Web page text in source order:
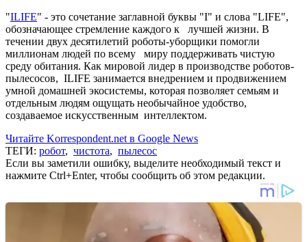
"ILIFE" - это сочетание заглавной буквы "I" и слова "LIFE",
обозначающее стремление каждого к лучшей жизни. В
течении двух десятилетий роботы-уборщики помогли
миллионам людей по всему миру поддерживать чистую
среду обитания. Как мировой лидер в производстве роботов-
пылесосов, ILIFE занимается внедрением и продвижением
умной домашней экосистемы, которая позволяет семьям и
отдельным людям ощущать необычайное удобство,
создаваемое искусственным интеллектом.
Читайте Korrespondent.net в Google News
ТЕГИ: робот, чистота, пылесос
Если вы заметили ошибку, выделите необходимый текст и
нажмите Ctrl+Enter, чтобы сообщить об этом редакции.